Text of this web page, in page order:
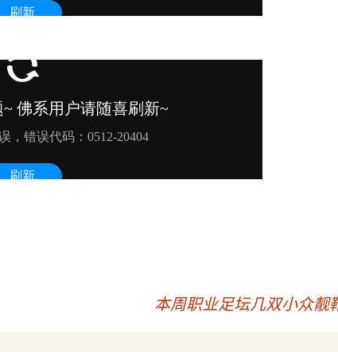
本周职业足坛几双小众靓